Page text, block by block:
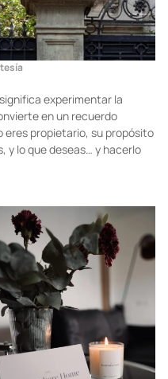
experimentar la
en un recuerdo
eres propietario, su propósito
y lo que deseas… y hacerlo